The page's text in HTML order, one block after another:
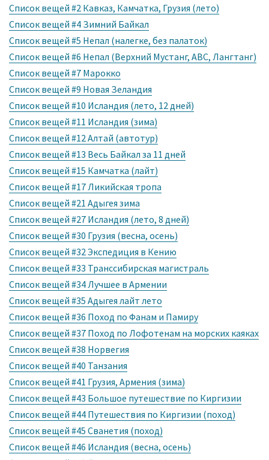
Список вещей #2 Кавказ, Камчатка, Грузия (лето)
Список вещей #4 Зимний Байкал
Список вещей #5 Непал (налегке, без палаток)
Список вещей #6 Непал (Верхний Мустанг, ABC, Лангтанг)
Список вещей #7 Марокко
Список вещей #9 Новая Зеландия
Список вещей #10 Исландия (лето, 12 дней)
Список вещей #11 Исландия (зима)
Список вещей #12 Алтай (автотур)
Список вещей #13 Весь Байкал за 11 дней
Список вещей #15 Камчатка (лайт)
Список вещей #17 Ликийская тропа
Список вещей #21 Адыгея зима
Список вещей #27 Исландия (лето, 8 дней)
Список вещей #30 Грузия (весна, осень)
Список вещей #32 Экспедиция в Кению
Список вещей #33 Транссибирская магистраль
Список вещей #34 Лучшее в Армении
Список вещей #35 Адыгея лайт лето
Список вещей #36 Поход по Фанам и Памиру
Список вещей #37 Поход по Лофотенам на морских каяках
Список вещей #38 Норвегия
Список вещей #40 Танзания
Список вещей #41 Грузия, Армения (зима)
Список вещей #43 Большое путешествие по Киргизии
Список вещей #44 Путешествия по Киргизии (поход)
Список вещей #45 Сванетия (поход)
Список вещей #46 Исландия (весна, осень)